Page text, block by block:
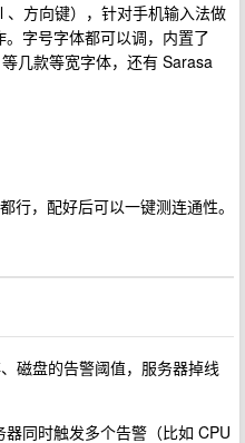
方向键），针对手机输入法做
字号字体都可以调，内置了
几款等宽字体，还有 Sarasa
行，配好后可以一键测连通性。
磁盘的告警阈值，服务器掉线
同时触发多个告警（比如 CPU